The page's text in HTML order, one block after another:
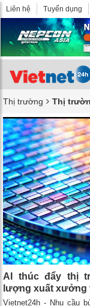
Liên hệ Tuyển dụng
Thị trường Thị
AI thúc đẩy thị
lượng xuất xưởng
Vietnet24h - Nhu cầu